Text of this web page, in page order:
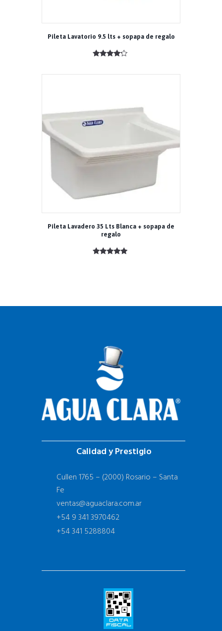
Pileta Lavatorio 9.5 lts + sopapa de regalo
4.00
Pileta Lavadero 35 Lts Blanca + sopapa de
regalo
Calidad y Prestigio
Cullen 1765 – (2000) Rosario – Santa
Fe
ventas@aguaclara.com.ar
+54 9 341 3970462
+54 341 5288804